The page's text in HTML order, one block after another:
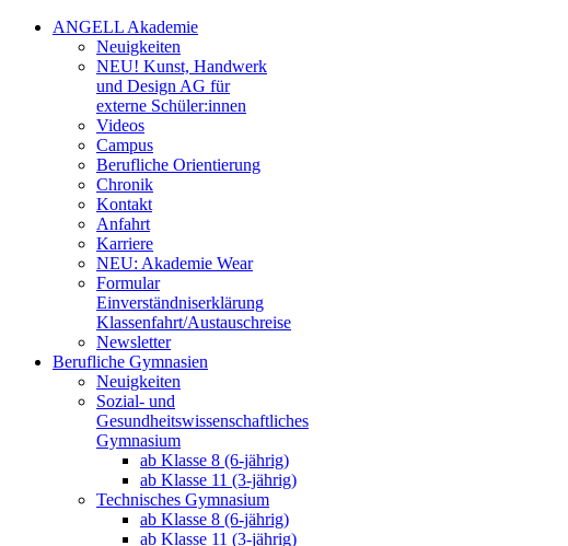
ANGELL Akademie
Neuigkeiten
NEU! Kunst, Handwerk
und Design AG für
externe Schüler:innen
Videos
Campus
Berufliche Orientierung
Chronik
Kontakt
Anfahrt
Karriere
NEU: Akademie Wear
Formular
Einverständniserklärung
Klassenfahrt/Austauschreise
Newsletter
Berufliche Gymnasien
Neuigkeiten
Sozial- und
Gesundheitswissenschaftliches
Gymnasium
ab Klasse 8 (6-jährig)
ab Klasse 11 (3-jährig)
Technisches Gymnasium
ab Klasse 8 (6-jährig)
ab Klasse 11 (3-jährig)